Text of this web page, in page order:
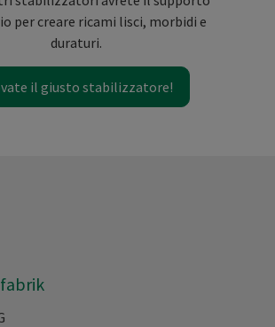
per creare ricami lisci, morbidi e
duraturi.
il giusto stabilizzatore!